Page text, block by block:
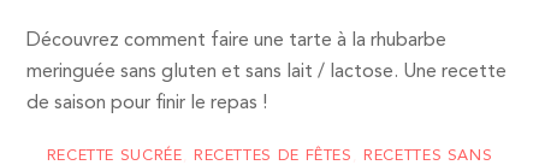
Découvrez comment faire une tarte à la rhubarbe
meringuée sans gluten et sans lait / lactose. Une recette
de saison pour finir le repas !
RECETTE SUCRÉE RECETTES DE FÊTES
RECETTES SANS